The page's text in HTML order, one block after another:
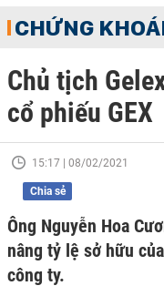
CHỨNG
Chủ tịch
cổ phiếu GEX
15:17 | 08/02/2021
Chia sẻ
Ông Nguyễn Hoa
nâng tỷ lệ sở hữu
công ty.